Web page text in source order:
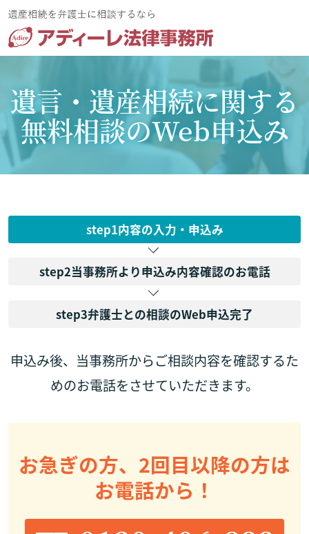
遺言・遺産相続に関する
無料相談のWeb申込み
step1内容の入力・申込み
step2当事務所より申込み内容確認のお電話
step3弁護士との相談のWeb申込完了
申込み後、当事務所からご相談内容を確認するた
めのお電話をさせていただきます。
お急ぎの方、2回目以降の方は
お電話から！